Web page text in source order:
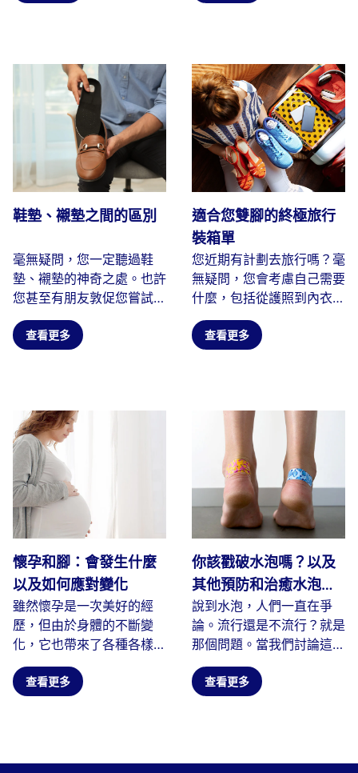
鞋墊、襯墊之間的區別
毫無疑問，您一定聽過鞋
墊、襯墊的神奇之處。也許
您甚至有朋友敦促您嘗試一
下。我們中的許多人發現...
查看更多
適合您雙腳的終極旅行
裝箱單
您近期有計劃去旅行嗎？毫
無疑問，您會考慮自己需要
什麼，包括從護照到內衣的
所有物品。當您列出必備旅
行...查看更多
懷孕和腳：會發生什麼
以及如何應對變化
雖然懷孕是一次美好的經
歷，但由於身體的不斷變
化，它也帶來了各種各樣的
挑戰。在所有受到懷孕影響
的身體...
查看更多
你該戳破水泡嗎？以及
其他預防和治癒水泡的
技巧
說到水泡，人們一直在爭
論。流行還是不流行？就是
那個問題。當我們討論這個
問題時，到底是什麼原因導
致了水泡呢？
查看更多